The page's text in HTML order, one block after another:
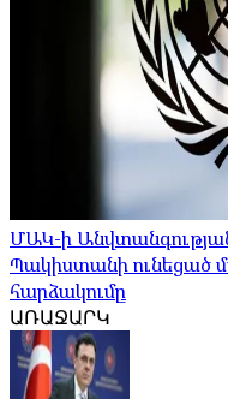
ՄԱԿ-ի
Պակիստանի ունեցած
հարձակումը
ԱՌԱՋԱՐԿ